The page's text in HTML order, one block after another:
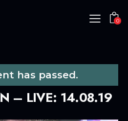
0
has passed.
– LIVE: 14.08.19